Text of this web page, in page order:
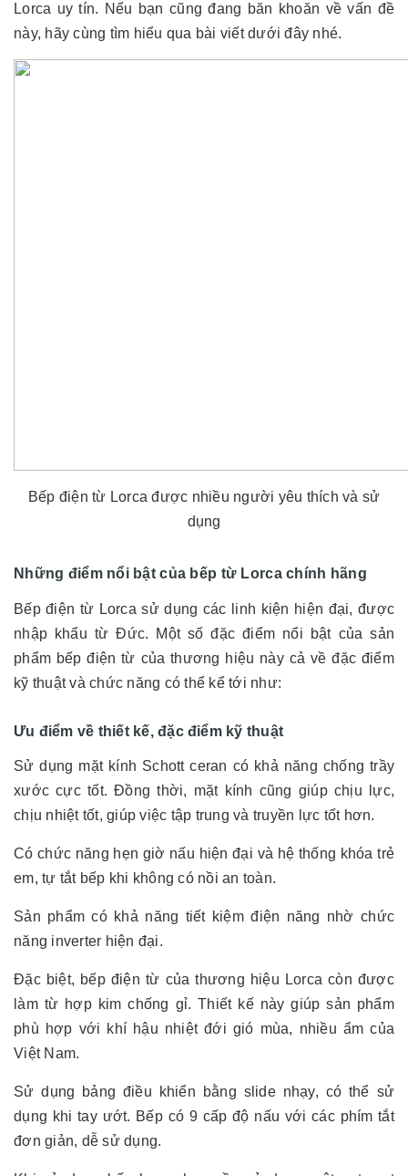
Lorca uy tín. Nếu bạn cũng đang băn khoăn về vấn đề
này, hãy cùng tìm hiểu qua bài viết dưới đây nhé.
Bếp điện từ Lorca được nhiều người yêu thích và sử
dụng
Những điểm nổi bật của bếp từ Lorca chính hãng
Bếp điện từ Lorca sử dụng các linh kiện hiện đại, được
nhập khẩu từ Đức. Một số đặc điểm nổi bật của sản
phẩm bếp điện từ của thương hiệu này cả về đặc điểm
kỹ thuật và chức năng có thể kể tới như:
Ưu điểm về thiết kế, đặc điểm kỹ thuật
Sử dụng mặt kính Schott ceran có khả năng chống trầy
xước cực tốt. Đồng thời, mặt kính cũng giúp chịu lực,
chịu nhiệt tốt, giúp việc tập trung và truyền lực tốt hơn.
Có chức năng hẹn giờ nấu hiện đại và hệ thống khóa trẻ
em, tự tắt bếp khi không có nồi an toàn.
Sản phẩm có khả năng tiết kiệm điện năng nhờ chức
năng inverter hiện đại.
Đặc biệt, bếp điện từ của thương hiệu Lorca còn được
làm từ hợp kim chống gỉ. Thiết kế này giúp sản phẩm
phù hợp với khí hậu nhiệt đới gió mùa, nhiều ẩm của
Việt Nam.
Sử dụng bảng điều khiển bằng slide nhạy, có thể sử
dụng khi tay ướt. Bếp có 9 cấp độ nấu với các phím tắt
đơn giản, dễ sử dụng.